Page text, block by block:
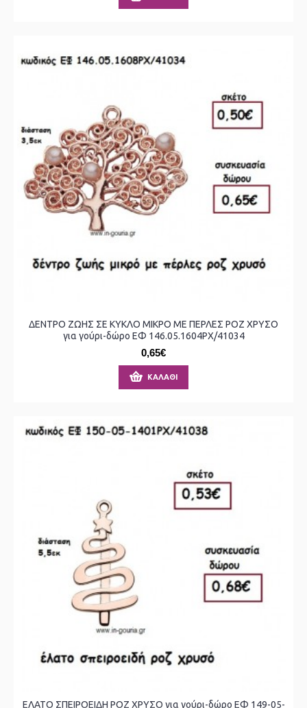
ΔΕΝΤΡΟ ΖΩΗΣ ΣΕ ΚΥΚΛΟ ΜΙΚΡΟ ΜΕ ΠΕΡΛΕΣ ΡΟΖ ΧΡΥΣΟ
για γούρι-δώρο ΕΦ 146.05.1604ΡΧ/41034
0,65€
ΚΑΛΆΘΙ
ΕΛΑΤΟ ΣΠΕΙΡΟΕΙΔΗ ΡΟΖ ΧΡΥΣΟ για γούρι-δώρο ΕΦ 149-05-